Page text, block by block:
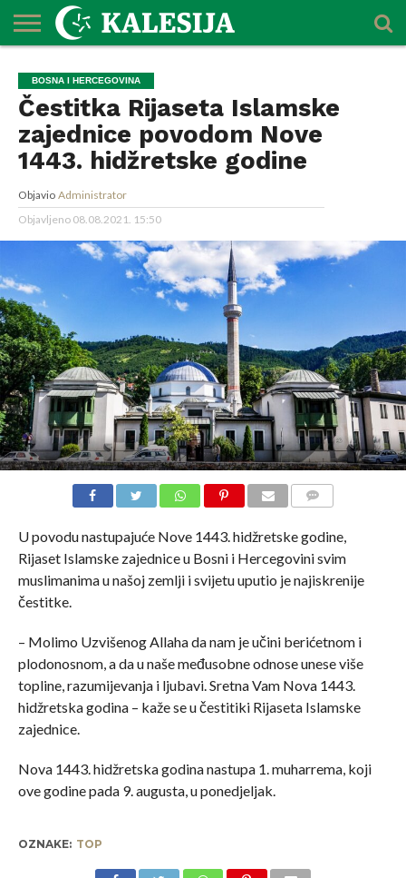
O
MEDŽLISU
DŽEMATI
IMAMI
MEKTEBSKI
CENTAR
VIJESTI
HUTBE
NAJAVE
KALENDAR
KONTAKT
BOSNA I HERCEGOVINA
Čestitka Rijaseta Islamske
zajednice povodom Nove
1443. hidžretske godine
Objavio Administrator
Objavljeno 08.08.2021. 15:50
U povodu nastupajuće Nove 1443. hidžretske godine,
Rijaset Islamske zajednice u Bosni i Hercegovini svim
muslimanima u našoj zemlji i svijetu uputio je najiskrenije
čestitke.
– Molimo Uzvišenog Allaha da nam je učini berićetnom i
plodonosnom, a da u naše međusobne odnose unese više
topline, razumijevanja i ljubavi. Sretna Vam Nova 1443.
hidžretska godina – kaže se u čestitiki Rijaseta Islamske
zajednice.
Nova 1443. hidžretska godina nastupa 1. muharrema, koji
ove godine pada 9. augusta, u ponedjeljak.
OZNAKE: TOP